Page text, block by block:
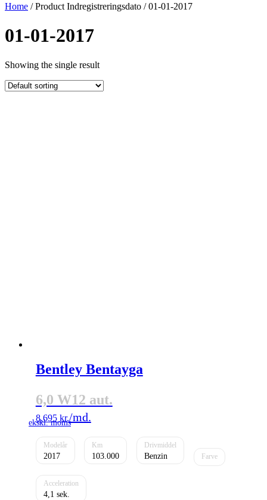
Home / Product Indregistreringsdato / 01-01-2017
01-01-2017
Showing the single result
Bentley Bentayga
6,0 W12 aut.
8.695 kr.
2017 103.000 Benzin
4,1